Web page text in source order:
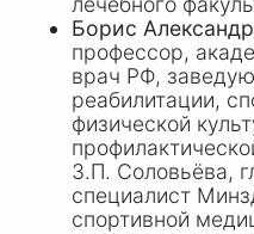
Борис
профессор,
врач РФ,
реабилитации,
физической
З.П. Соловьёва,
специалист
спортивной